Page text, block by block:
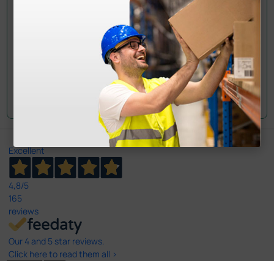
Envie a sua questão
Excellent
4,8/5
165
reviews
Our 4 and 5 star reviews.
Click here to read them all >